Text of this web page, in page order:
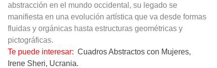
abstracción en el mundo occidental, su legado se
manifiesta en una evolución artística que va desde formas
fluidas y orgánicas hasta estructuras geométricas y
pictográficas.
Te puede interesar: Cuadros Abstractos con Mujeres,
Irene Sheri, Ucrania.